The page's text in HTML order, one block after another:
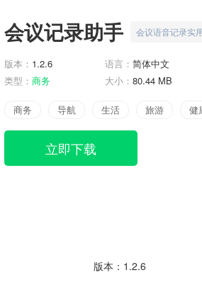
会议记录助手 会议语音记录实
版本： 1.2.6 语言： 简体中文
类型： 商务 大小： 80.44 MB
商务 导航 生活 旅游 健
立即下载
版本：1.2.6